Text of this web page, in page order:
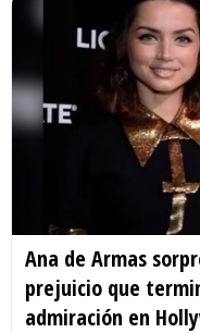
Ana de Armas
prejuicio que
admiración en